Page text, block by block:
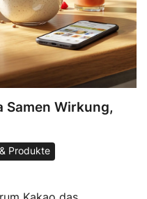
Samen Wirkung,
Produkte